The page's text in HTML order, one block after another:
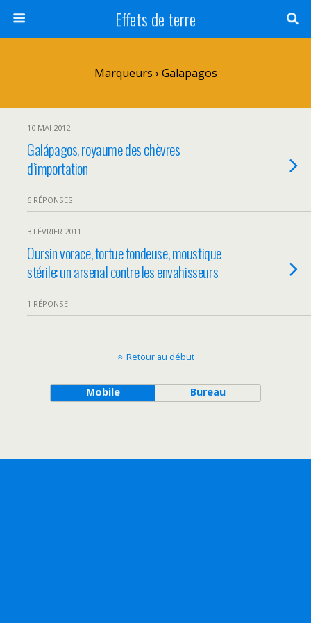
Effets de terre
Marqueurs › Galapagos
10 MAI 2012
Galápagos, royaume des chèvres
d’importation
6 RÉPONSES
3 FÉVRIER 2011
Oursin vorace, tortue tondeuse, moustique
stérile: un arsenal contre les envahisseurs
1 RÉPONSE
Retour au début
Mobile Bureau